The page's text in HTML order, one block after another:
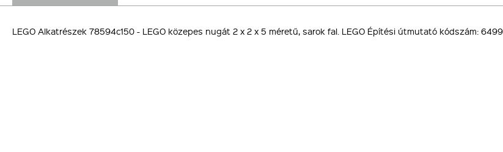
LEGO Alkatrészek 78594c150 - LEGO közepes nugát 2 x 2 x 5 méretű, sarok fal. LEGO Építési útmutató kódszám: